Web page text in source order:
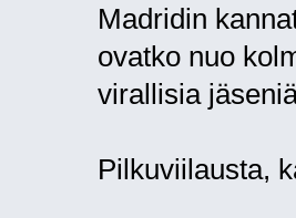
Madridin
ovatko nuo
virallisia
Pilkuviilausta,